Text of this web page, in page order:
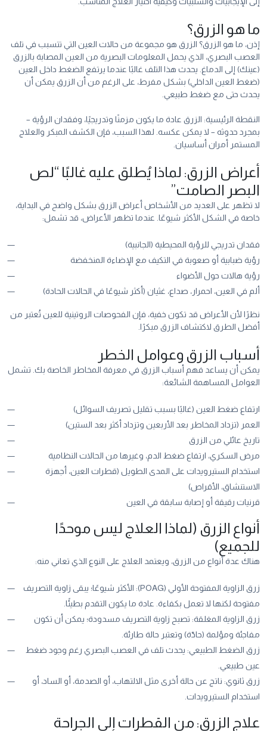
ما هو الزرق؟
إذن، ما هو الزرق؟ الزرق هو مجموعة من حالات العين التي تتسبب في تلف
العصب البصري، الذي يحمل المعلومات البصرية من العين المصابة بالزرق
(عينك) إلى الدماغ. يحدث هذا التلف غالبًا عندما يرتفع الضغط داخل العين
(ضغط العين الداخلي) بشكل مفرط، على الرغم من أن الزرق يمكن أن
يحدث حتى مع ضغط طبيعي.
النقطة الرئيسية: الزرق عادة ما يكون مزمنًا وتدريجيًا، وفقدان الرؤية –
بمجرد حدوثه – لا يمكن عكسه. لهذا السبب، فإن الكشف المبكر والعلاج
المستمر أمران أساسيان.
أعراض الزرق: لماذا يُطلق عليه غالبًا “لص
البصر الصامت”
لا تظهر على العديد من الأشخاص أعراض الزرق بشكل واضح في البداية،
خاصة في الشكل الأكثر شيوعًا. عندما تظهر الأعراض، قد تشمل:
فقدان تدريجي للرؤية المحيطية (الجانبية)
رؤية ضبابية أو صعوبة في التكيف مع الإضاءة المنخفضة
رؤية هالات حول الأضواء
ألم في العين، احمرار، صداع، غثيان (أكثر شيوعًا في الحالات الحادة)
نظرًا لأن الأعراض قد تكون خفية، فإن الفحوصات الروتينية للعين تُعتبر من
أفضل الطرق لاكتشاف الزرق مبكرًا.
أسباب الزرق وعوامل الخطر
يمكن أن يساعد فهم أسباب الزرق في معرفة المخاطر الخاصة بك. تشمل
العوامل المساهمة الشائعة:
ارتفاع ضغط العين (غالبًا بسبب تقليل تصريف السوائل)
العمر (تزداد المخاطر بعد الأربعين وتزداد أكثر بعد الستين)
تاريخ عائلي من الزرق
مرض السكري، ارتفاع ضغط الدم، وغيرها من الحالات النظامية
استخدام الستيرويدات على المدى الطويل (قطرات العين، أجهزة
الاستنشاق، الأقراص)
قرنيات رقيقة أو إصابة سابقة في العين
أنواع الزرق (لماذا العلاج ليس موحدًا
للجميع)
هناك عدة أنواع من الزرق، ويعتمد العلاج على النوع الذي تعاني منه:
زرق الزاوية المفتوحة الأولي (POAG): الأكثر شيوعًا؛ يبقى زاوية التصريف
مفتوحة لكنها لا تعمل بكفاءة. عادة ما يكون التقدم بطيئًا.
زرق الزاوية المغلقة: تصبح زاوية التصريف مسدودة؛ يمكن أن تكون
مفاجئة ومؤلمة (حادّة) وتعتبر حالة طارئة.
زرق الضغط الطبيعي: يحدث تلف في العصب البصري رغم وجود ضغط
عين طبيعي.
زرق ثانوي: ناتج عن حالة أخرى مثل الالتهاب، أو الصدمة، أو الساد، أو
استخدام الستيرويدات.
علاج الزرق: من القطرات إلى الجراحة